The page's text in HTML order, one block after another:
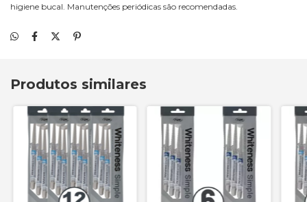
higiene bucal. Manutenções periódicas são recomendadas.
Produtos similares